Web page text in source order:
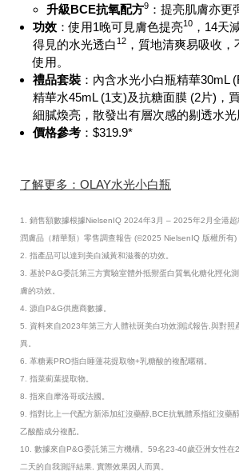
升級BCE抗氧配方9：提亮肌膚亦更
功效 ：使用1晚可見膚色提亮10 ，14天
得見的水光透白12 ，質地清爽易吸收
使用。
禮品套裝 ：內含水光小白瓶精華30mL
精華水45mL (1支)及抗糖面膜 (2片) ，買
細膩煥亮，散發出有層次感的剔透水光
價格參考 ：$319.9*
了解更多：OLAY水光小白瓶
1. 銷售額數據根據NielsenIQ 2024年3月 – 2025年2月全港
潤膚品（精華類）零售調查報告 (©2025 NielsenIQ 版權所有)
2. 指產品可以達到美白減黃和滋養的功效。
3. 基於P&G委託第三方實驗室體外抵禦蛋白質氧化糖化羥化
膚的功效。
4. 源自P&G供應商數據。
5. 資料來自2023年第三方人體祛斑美白功效測試報告,與對照
異。
6. 革糖素PRO指白睡蓮花提取物+乳糖酸的複配暱稱。
7. 指菜薊葉提取物。
8. 指來自摩洛哥或法國。
9. 指對比上一代配方新添加紅沒藥醇,BCE抗氧體系指紅沒藥
乙酸酯成分複配。
10. 數據來自P&G委託第三方機構。59名23-40歲亞洲女性在
二天的自我測評結果, 實際效果因人而異。